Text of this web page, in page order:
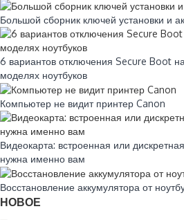
Большой сборник ключей установки и
6 вариантов отключения Secure Boot
моделях ноутбуков
Компьютер не видит принтер Canon
Видеокарта: встроенная или
нужна именно вам
Восстановление аккумулятора от
НОВОЕ